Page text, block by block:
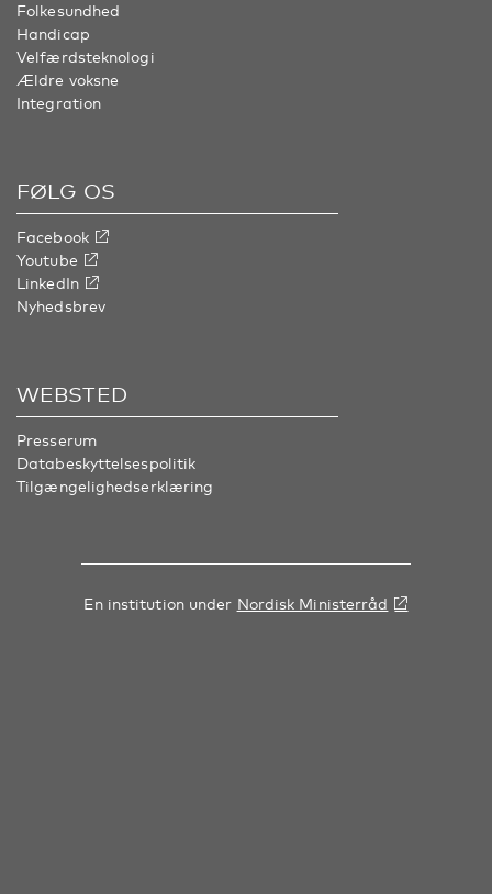
Folkesundhed
Handicap
Velfærdsteknologi
Ældre voksne
Integration
FØLG OS
Facebook
Youtube
LinkedIn
Nyhedsbrev
WEBSTED
Presserum
Databeskyttelsespolitik
Tilgængelighedserklæring
En institution under Nordisk Ministerråd